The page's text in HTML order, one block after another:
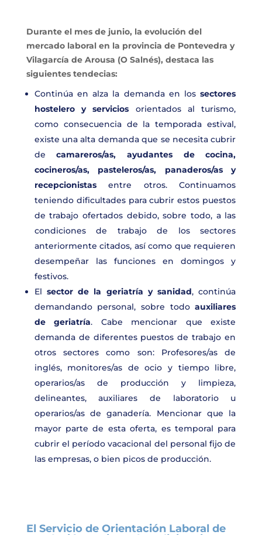
Durante el mes de junio, la evolución del
mercado laboral en la provincia de Pontevedra y
Vilagarcía de Arousa (O Salnés), destaca las
siguientes tendecias:
Continúa en alza la demanda en lossectores
hostelero y servicios orientados al turismo,
como consecuencia de la temporada estival,
existe una alta demanda que se necesita cubrir
decamareros/as, ayudantes de cocina,
cocineros/as, pasteleros/as, panaderos/as y
recepcionistasentre otros. Continuamos
teniendo dificultades para cubrir estos puestos
de trabajo ofertados debido, sobre todo, a las
condiciones de trabajo de los sectores
anteriormente citados, así como que requieren
desempeñar las funciones en domingos y
festivos.
El sector de la geriatría y sanidad, continúa
demandando personal, sobre todoauxiliares
de geriatría. Cabe mencionar que existe
demanda de diferentes puestos de trabajo en
otros sectores como son: Profesores/as de
inglés, monitores/as de ocio y tiempo libre,
operarios/as de producción y limpieza,
delineantes, auxiliares de laboratorio u
operarios/as de ganadería. Mencionar que la
mayor parte de esta oferta, es temporal para
cubrir el período vacacional del personal fijo de
las empresas, o bien picos de producción.
El Servicio de Orientación Laboral de